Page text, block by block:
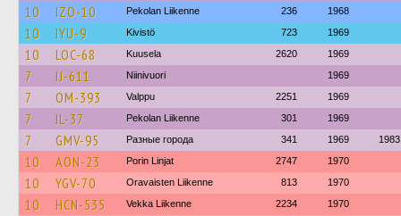
10 IZO-10 Pekolan Liikenne 236 1968
10 IYU-9 Kivistö 723 1969
10 LOC-68 Kuusela 2620 1969
7 IJ-611 Niinivuori 1969
7 OM-393 Valppu 2251 1969
7 IL-37 Pekolan Liikenne 301 1969
7 GMV-95 Разные города 341 1969 1983
10 AON-23 Porin Linjat 2747 1970
10 YGV-70 Oravaisten Liikenne 813 1970
10 HCN-535 Vekka Liikenne 2234 1970